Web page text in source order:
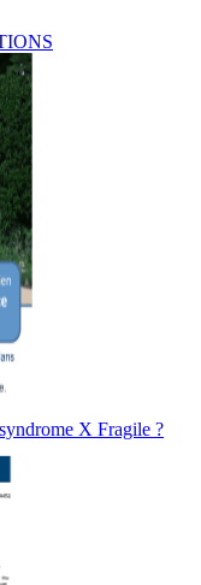
X Fragile ?